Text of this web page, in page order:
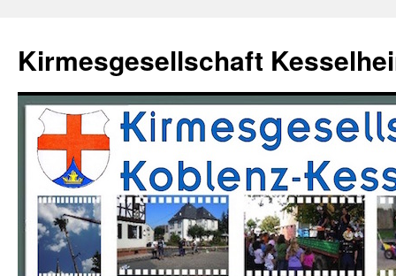
springen
Kirmesgesellschaft